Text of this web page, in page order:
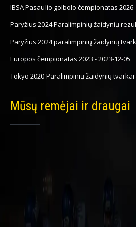
IBSA Pasaulio golbolo čempionatas 2026
Paryžius 2024 Paralimpinių žaidynių
Paryžius 2024 paralimpinių žaidynių
Europos čempionatas 2023 -2023-12-05
Tokyo 2020 Paralimpinių žaidynių
Mūsų remėjai ir draugai